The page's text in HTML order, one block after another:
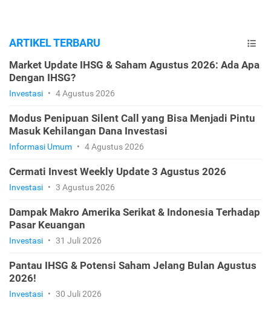
ARTIKEL TERBARU
Market Update IHSG & Saham Agustus 2026: Ada Apa
Dengan IHSG?
Investasi • 4 Agustus 2026
Modus Penipuan Silent Call yang Bisa Menjadi Pintu
Masuk Kehilangan Dana Investasi
Informasi Umum • 4 Agustus 2026
Cermati Invest Weekly Update 3 Agustus 2026
Investasi • 3 Agustus 2026
Dampak Makro Amerika Serikat & Indonesia Terhadap
Pasar Keuangan
Investasi • 31 Juli 2026
Pantau IHSG & Potensi Saham Jelang Bulan Agustus
2026!
Investasi • 30 Juli 2026